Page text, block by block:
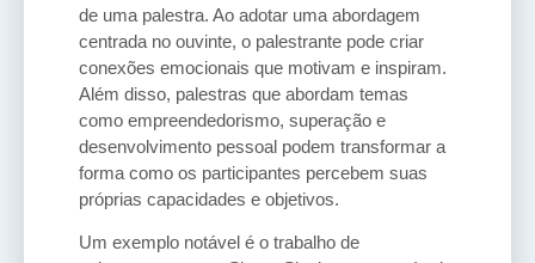
de uma palestra. Ao adotar uma abordagem
centrada no ouvinte, o palestrante pode criar
conexões emocionais que motivam e inspiram.
Além disso, palestras que abordam temas
como empreendedorismo, superação e
desenvolvimento pessoal podem transformar a
forma como os participantes percebem suas
próprias capacidades e objetivos.
Um exemplo notável é o trabalho de